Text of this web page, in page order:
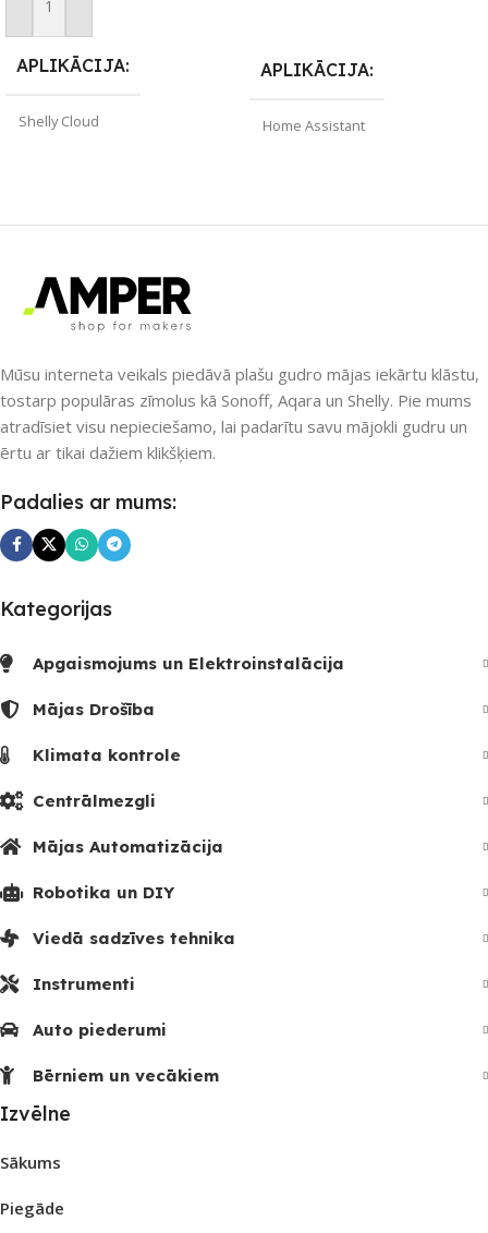
Pievienot Grozam
APLIKĀCIJA
Shelly Cloud
Ethernet / LAN Wi-Fi
SKAITS
APLIKĀCIJA
Home Assistant
Nē
UZREIZ PIEEJAMAIS
Mūsu interneta veikals piedāvā plašu gudro mājas iekārtu klāstu,
tostarp populāras zīmolus kā Sonoff, Aqara un Shelly. Pie mums
atradīsiet visu nepieciešamo, lai padarītu savu mājokli gudru un
ērtu ar tikai dažiem klikšķiem.
Padalies ar mums:
Kategorijas
Apgaismojums un Elektroinstalācija
Mājas Drošība
Klimata kontrole
Centrālmezgli
Mājas Automatizācija
Robotika un DIY
Viedā sadzīves tehnika
Instrumenti
Auto piederumi
Bērniem un vecākiem
Izvēlne
Sākums
Piegāde